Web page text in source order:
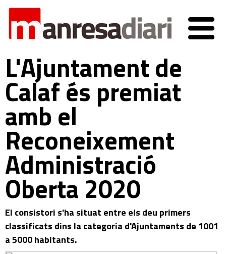
L'Ajuntament de
Calaf és premiat
amb el
Reconeixement
Administració
Oberta 2020
El consistori s'ha situat entre els deu primers
classificats dins la categoria d'Ajuntaments de 1001
a 5000 habitants.